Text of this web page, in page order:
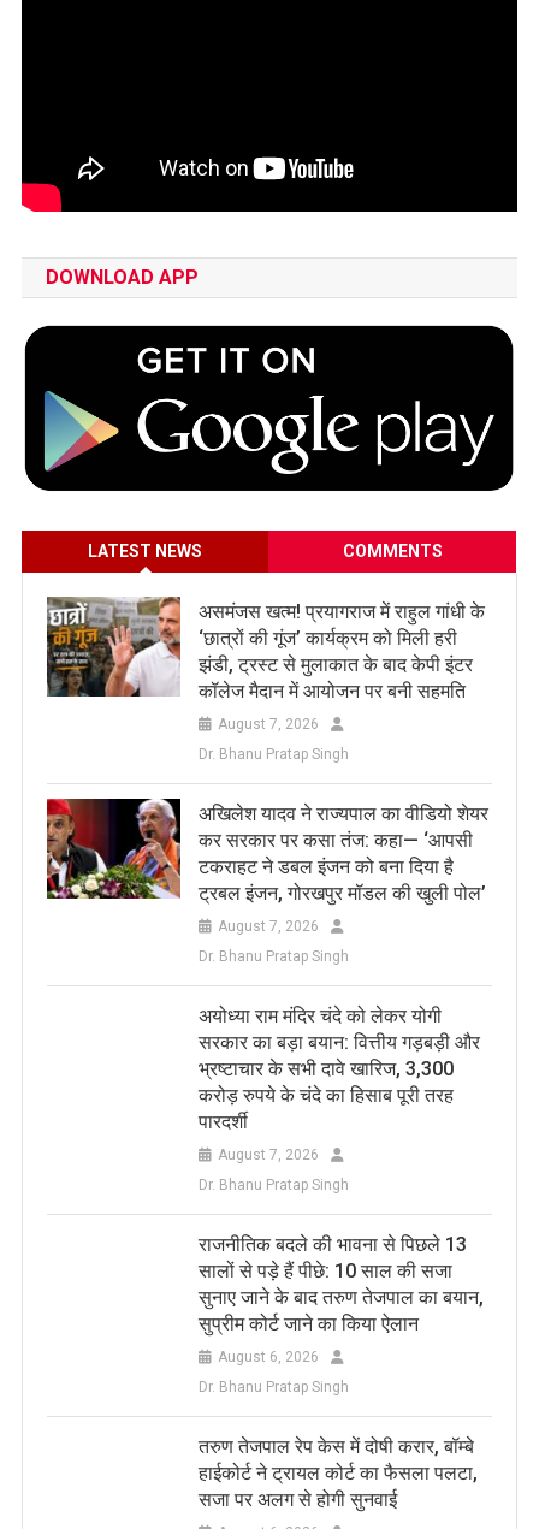
DOWNLOAD APP
LATEST NEWS COMMENTS
असमंजस खत्म! प्रयागराज में राहुल गांधी के
‘छात्रों की गूंज’ कार्यक्रम को मिली हरी
झंडी, ट्रस्ट से मुलाकात के बाद केपी इंटर
कॉलेज मैदान में आयोजन पर बनी सहमति
August 7, 2026
Dr. Bhanu Pratap Singh
अखिलेश यादव ने राज्यपाल का वीडियो शेयर
कर सरकार पर कसा तंज: कहा— ‘आपसी
टकराहट ने डबल इंजन को बना दिया है
ट्रबल इंजन, गोरखपुर मॉडल की खुली पोल’
August 7, 2026
Dr. Bhanu Pratap Singh
अयोध्या राम मंदिर चंदे को लेकर योगी
सरकार का बड़ा बयान: वित्तीय गड़बड़ी और
भ्रष्टाचार के सभी दावे खारिज, 3,300
करोड़ रुपये के चंदे का हिसाब पूरी तरह
पारदर्शी
August 7, 2026
Dr. Bhanu Pratap Singh
राजनीतिक बदले की भावना से पिछले 13
सालों से पड़े हैं पीछे: 10 साल की सजा
सुनाए जाने के बाद तरुण तेजपाल का बयान,
सुप्रीम कोर्ट जाने का किया ऐलान
August 6, 2026
Dr. Bhanu Pratap Singh
तरुण तेजपाल रेप केस में दोषी करार, बॉम्बे
हाईकोर्ट ने ट्रायल कोर्ट का फैसला पलटा,
सजा पर अलग से होगी सुनवाई